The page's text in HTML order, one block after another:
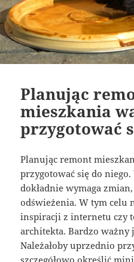
Planując
mieszkania
przygotować
Planując remont
przygotować się do
dokładnie wymaga
odświeżenia. W tym celu
inspiracji z internetu czy
architekta. Bardzo ważny
Należałoby uprzednio